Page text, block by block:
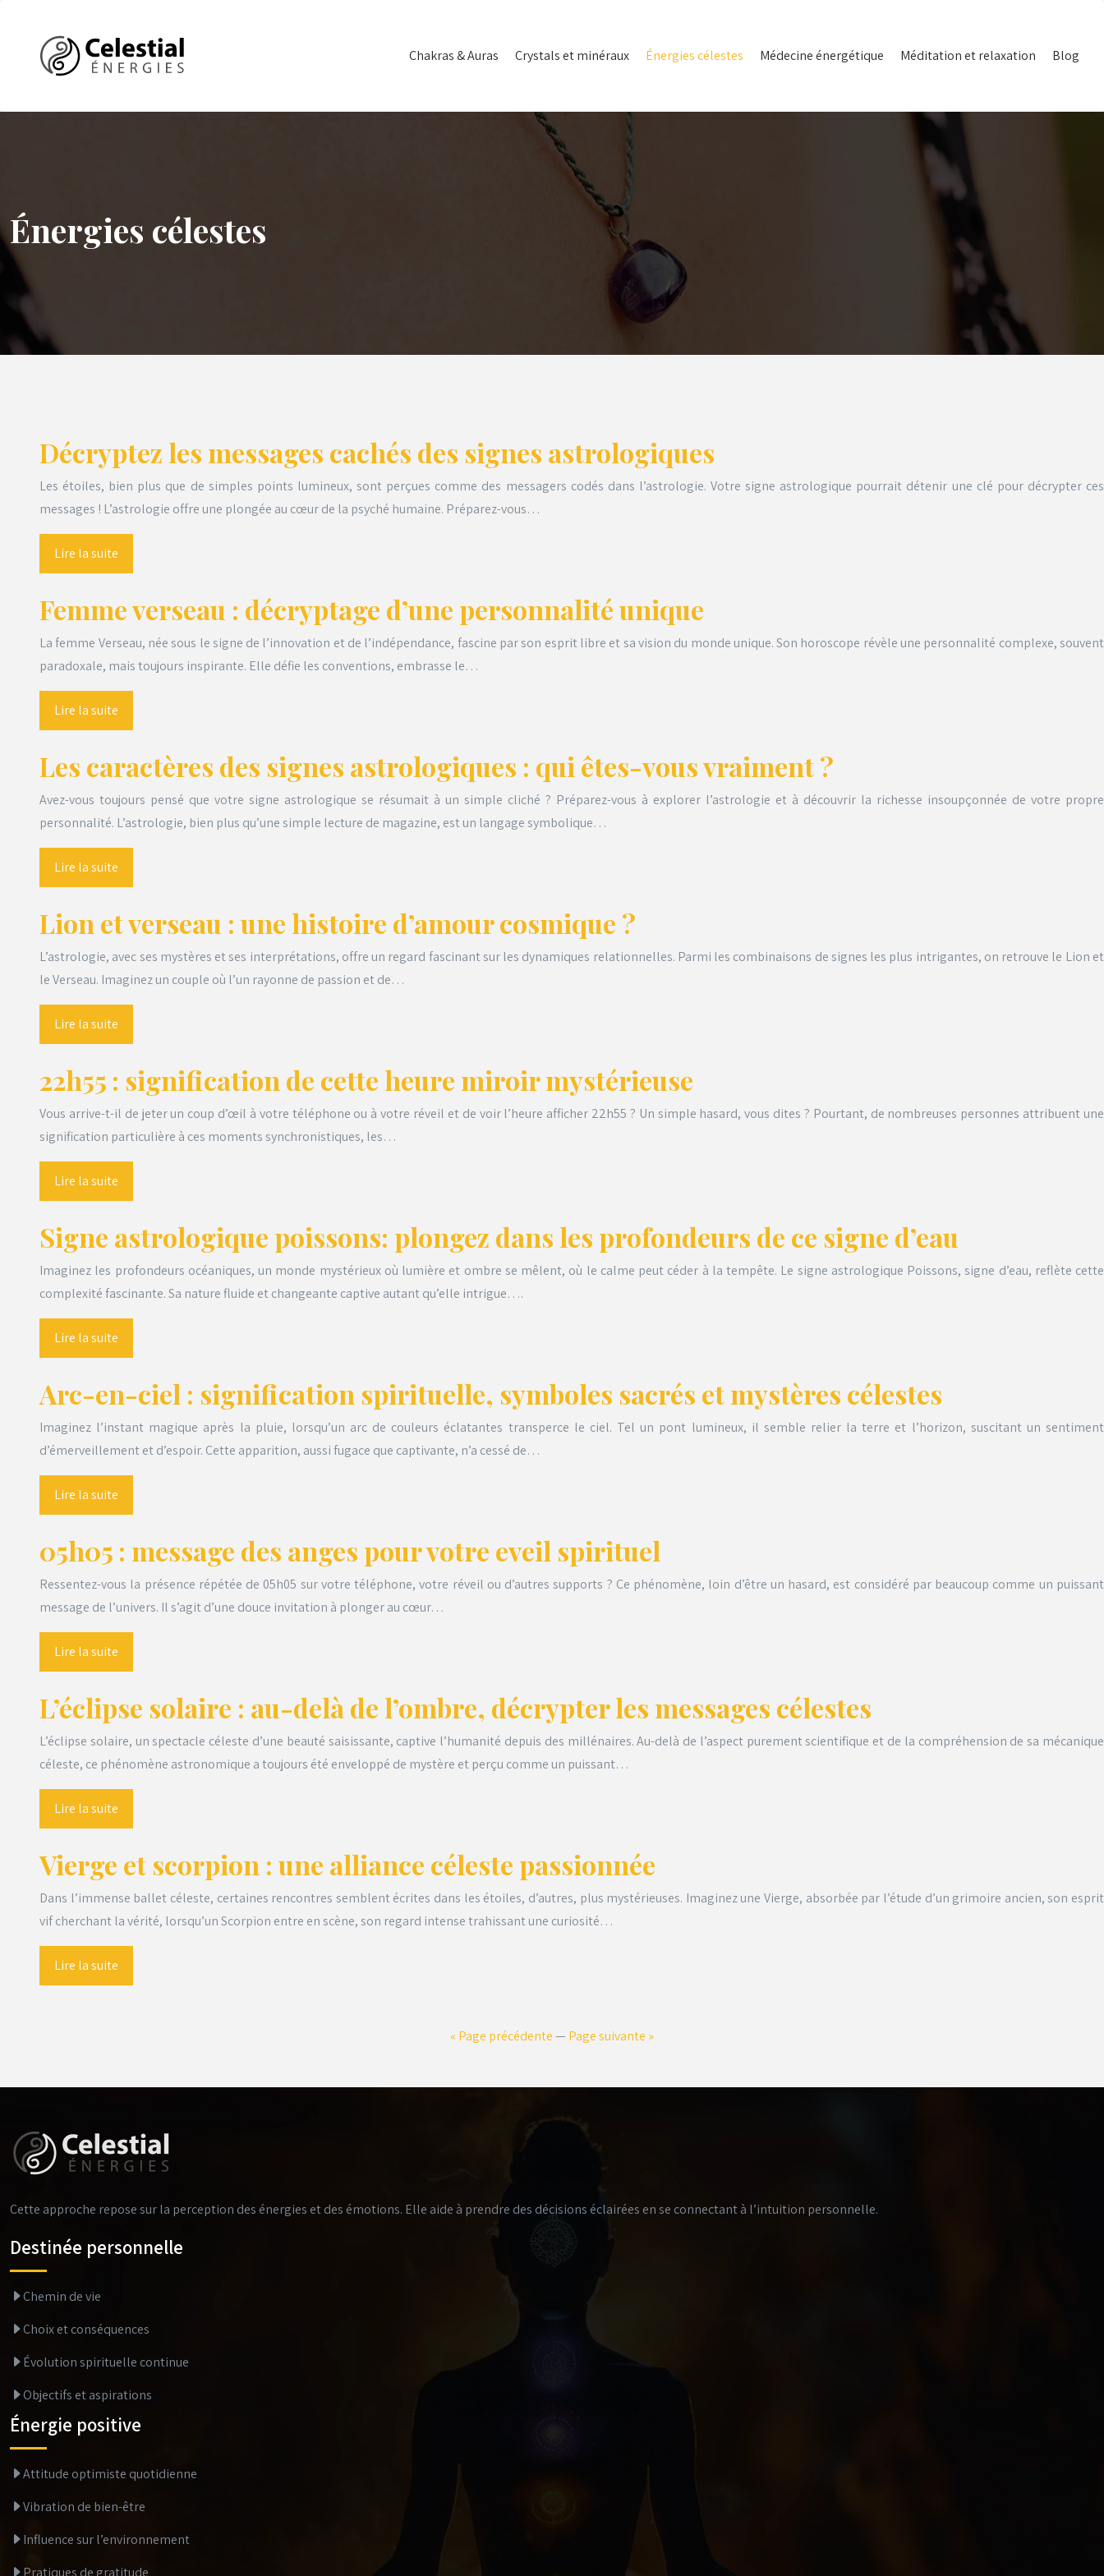
Chakras & Auras Crystals et minéraux Énergies célestes Médecine énergétique Méditation et relaxation Blog
Énergies célestes
Décryptez les messages cachés des signes astrologiques
Les étoiles, bien plus que de simples points lumineux, sont perçues comme des messagers codés dans l’astrologie. Votre signe astrologique pourrait détenir une clé pour décrypter ces
messages ! L’astrologie offre une plongée au cœur de la psyché humaine. Préparez-vous…
Lire la suite
Femme verseau : décryptage d’une personnalité unique
La femme Verseau, née sous le signe de l’innovation et de l’indépendance, fascine par son esprit libre et sa vision du monde unique. Son horoscope révèle une personnalité complexe, souvent
paradoxale, mais toujours inspirante. Elle défie les conventions, embrasse le…
Lire la suite
Les caractères des signes astrologiques : qui êtes-vous vraiment ?
Avez-vous toujours pensé que votre signe astrologique se résumait à un simple cliché ? Préparez-vous à explorer l’astrologie et à découvrir la richesse insoupçonnée de votre propre
personnalité. L’astrologie, bien plus qu’une simple lecture de magazine, est un langage symbolique…
Lire la suite
Lion et verseau : une histoire d’amour cosmique ?
L’astrologie, avec ses mystères et ses interprétations, offre un regard fascinant sur les dynamiques relationnelles. Parmi les combinaisons de signes les plus intrigantes, on retrouve le Lion et
le Verseau. Imaginez un couple où l’un rayonne de passion et de…
Lire la suite
22h55 : signification de cette heure miroir mystérieuse
Vous arrive-t-il de jeter un coup d’œil à votre téléphone ou à votre réveil et de voir l’heure afficher 22h55 ? Un simple hasard, vous dites ? Pourtant, de nombreuses personnes attribuent une
signification particulière à ces moments synchronistiques, les…
Lire la suite
Signe astrologique poissons: plongez dans les profondeurs de ce signe d’eau
Imaginez les profondeurs océaniques, un monde mystérieux où lumière et ombre se mêlent, où le calme peut céder à la tempête. Le signe astrologique Poissons, signe d’eau, reflète cette
complexité fascinante. Sa nature fluide et changeante captive autant qu’elle intrigue….
Lire la suite
Arc-en-ciel : signification spirituelle, symboles sacrés et mystères célestes
Imaginez l’instant magique après la pluie, lorsqu’un arc de couleurs éclatantes transperce le ciel. Tel un pont lumineux, il semble relier la terre et l’horizon, suscitant un sentiment
d’émerveillement et d’espoir. Cette apparition, aussi fugace que captivante, n’a cessé de…
Lire la suite
05h05 : message des anges pour votre eveil spirituel
Ressentez-vous la présence répétée de 05h05 sur votre téléphone, votre réveil ou d’autres supports ? Ce phénomène, loin d’être un hasard, est considéré par beaucoup comme un puissant
message de l’univers. Il s’agit d’une douce invitation à plonger au cœur…
Lire la suite
L’éclipse solaire : au-delà de l’ombre, décrypter les messages célestes
L’éclipse solaire, un spectacle céleste d’une beauté saisissante, captive l’humanité depuis des millénaires. Au-delà de l’aspect purement scientifique et de la compréhension de sa mécanique
céleste, ce phénomène astronomique a toujours été enveloppé de mystère et perçu comme un puissant…
Lire la suite
Vierge et scorpion : une alliance céleste passionnée
Dans l’immense ballet céleste, certaines rencontres semblent écrites dans les étoiles, d’autres, plus mystérieuses. Imaginez une Vierge, absorbée par l’étude d’un grimoire ancien, son esprit
vif cherchant la vérité, lorsqu’un Scorpion entre en scène, son regard intense trahissant une curiosité…
Lire la suite
« Page précédente— Page suivante »
Cette approche repose sur la perception des énergies et des émotions. Elle aide à prendre des décisions éclairées en se connectant à l’intuition personnelle.
Destinée personnelle
Chemin de vie
Choix et conséquences
Évolution spirituelle continue
Objectifs et aspirations
Énergie positive
Attitude optimiste quotidienne
Vibration de bien-être
Influence sur l’environnement
Pratiques de gratitude